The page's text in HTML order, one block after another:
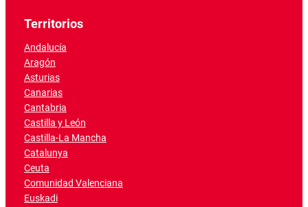
Territorios
Andalucía
Aragón
Asturias
Canarias
Cantabria
Castilla y León
Castilla-La Mancha
Catalunya
Ceuta
Comunidad Valenciana
Euskadi